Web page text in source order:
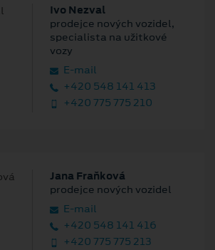
Ivo Nezval
prodejce nových vozidel,
specialista na užitkové
vozy
E‑mail
+420 548 141 413
+420 775 775 210
Jana Fraňková
prodejce nových vozidel
E‑mail
+420 548 141 416
+420 775 775 213